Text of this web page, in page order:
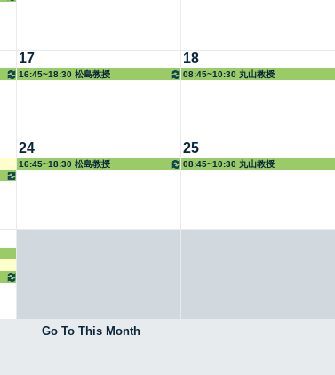
17
16:45~18:30 松島教授
18
08:45~10:30 丸山教授
24
16:45~18:30 松島教授
25
08:45~10:30 丸山教授
Go To This Month